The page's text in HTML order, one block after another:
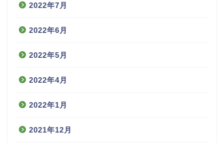
2022年7月
2022年6月
2022年5月
2022年4月
2022年1月
2021年12月